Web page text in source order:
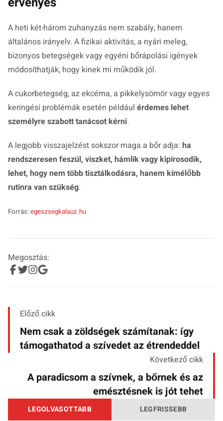
A heti két-három zuhanyzás nem szabály, hanem
általános irányelv. A fizikai aktivitás, a nyári meleg,
bizonyos betegségek vagy egyéni bőrápolási igények
módosíthatják, hogy kinek mi működik jól.
A cukorbetegség, az ekcéma, a pikkelysömör vagy egyes
keringési problémák esetén például érdemes lehet
személyre szabott tanácsot kérni.
A legjobb visszajelzést sokszor maga a bőr adja: ha
rendszeresen feszül, viszket, hámlik vagy kipirosodik,
lehet, hogy nem több tisztálkodásra, hanem kímélőbb
rutinra van szükség.
Forrás:egeszsegkalauz.hu
Megosztás:
Előző cikk
Nem csak a zöldségek számítanak: így
támogathatod a szívedet az étrendeddel
Következő cikk
A paradicsom a szívnek, a bőrnek és az
emésztésnek is jót tehet
LEGOLVASOTTABB LEGFRISSEBB